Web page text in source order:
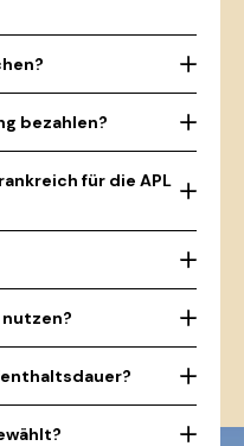
bezahlen?
für die APL